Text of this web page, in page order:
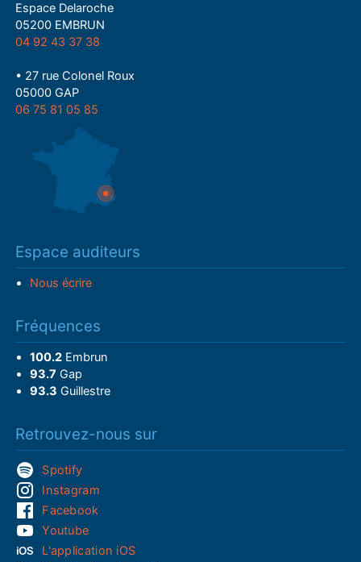
Espace Delaroche
05200 EMBRUN
04 92 43 37 38
• 27 rue Colonel Roux
05000 GAP
06 75 81 05 85
Espace auditeurs
Nous écrire
Fréquences
100.2Embrun
93.7 Gap
93.3 Guillestre
Retrouvez-nous sur
Spotify
Instagram
Facebook
Youtube
L'application iOS